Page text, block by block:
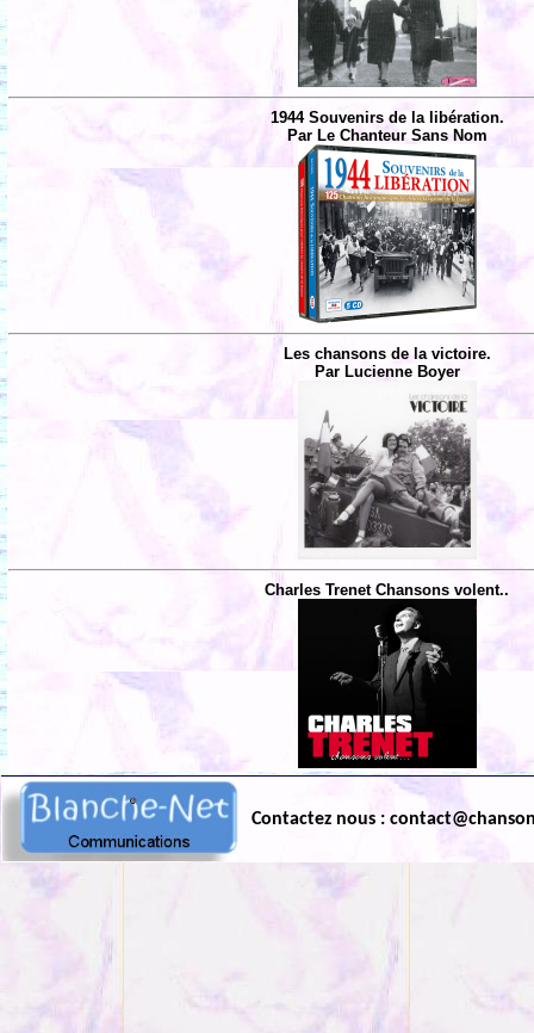
1944 Souvenirs de la libération.
Par Le Chanteur Sans Nom
Les chansons de la victoire.
Par Lucienne Boyer
Charles Trenet Chansons volent..
Contactez nous :